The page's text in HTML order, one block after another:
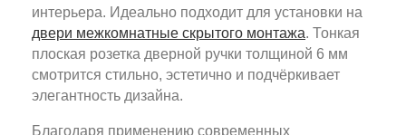
интерьера. Идеально подходит для установки на
двери межкомнатные скрытого монтажа. Тонкая
плоская розетка дверной ручки толщиной 6 мм
смотрится стильно, эстетично и подчёркивает
элегантность дизайна.
Благодаря применению современных